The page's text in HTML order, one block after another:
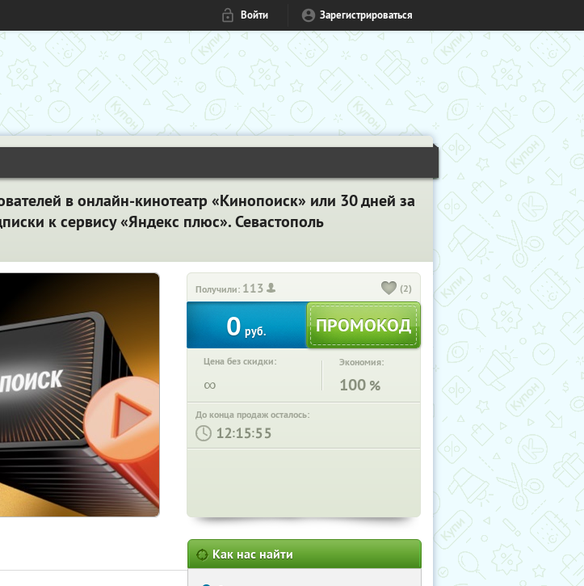
Войти Зарегистрироваться
в онлайн-кинотеатр «Кинопоиск» или 30 дней за
к сервису «Яндекс плюс». Севастополь
Получили: 113 (2)
0 руб.
Цена без скидки:
∞
Экономия:
100 %
До конца продаж осталось:
: :
Как нас найти